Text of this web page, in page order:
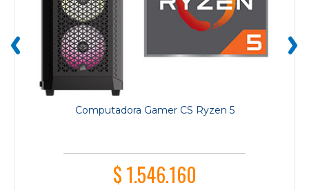
Computadora Gamer CS Ryzen 5
$ 1.546.160
‹ ›